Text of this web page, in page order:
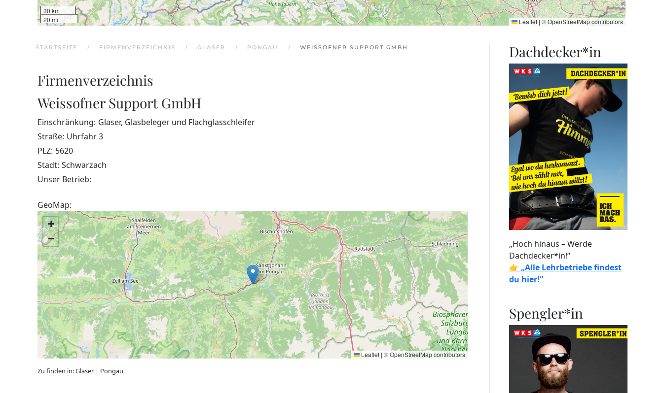
30 km
20 mi
Leaflet | ©OpenStreetMapcontributors
STARTSEITE FIRMENVERZEICHNIS GLASER PONGAU WEISSOFNER SUPPORT GMBH
Firmenverzeichnis
Weissofner Support GmbH
Einschränkung: Glaser, Glasbeleger und Flachglasschleifer
Straße: Uhrfahr 3
PLZ: 5620
Stadt: Schwarzach
Unser Betrieb:
GeoMap:
+
−
Leaflet | ©OpenStreetMapcontributors
Zu finden in:Glaser | Pongau
Dachdecker*in
„Hoch hinaus – Werde
Dachdecker*in!“
👉 „Alle Lehrbetriebe findest
du hier!“
Spengler*in